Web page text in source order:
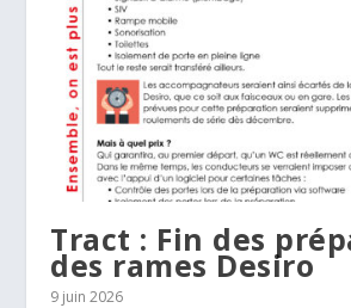
Tract : Fin des
des rames Desiro
9 juin 2026